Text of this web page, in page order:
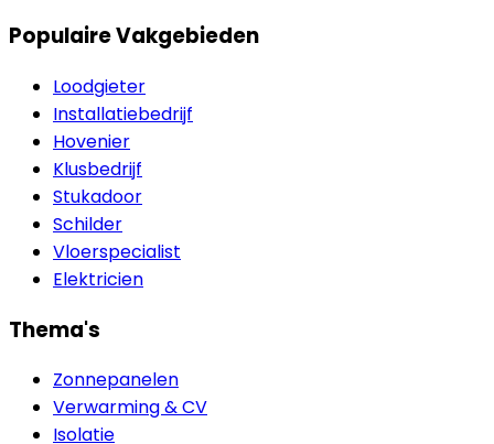
Populaire Vakgebieden
Loodgieter
Installatiebedrijf
Hovenier
Klusbedrijf
Stukadoor
Schilder
Vloerspecialist
Elektricien
Thema's
Zonnepanelen
Verwarming & CV
Isolatie